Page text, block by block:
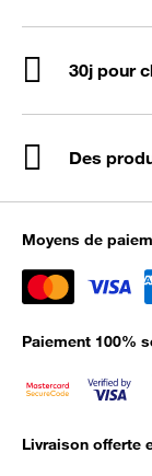
30j pour
Des
Moyens de
Paiement 100%
Livraison offerte